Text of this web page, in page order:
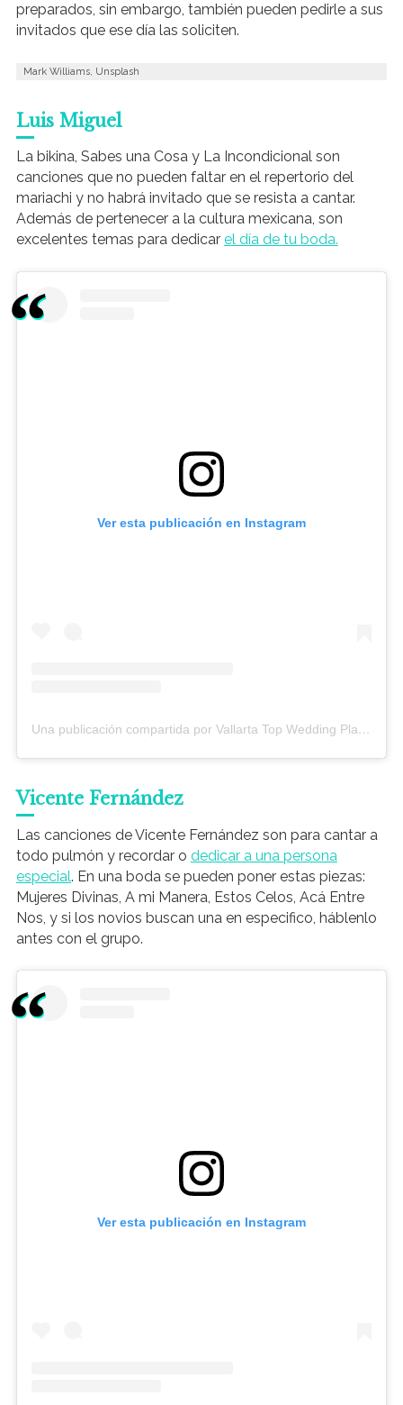
preparados, sin embargo, también pueden pedirle a sus
invitados que ese día las soliciten.
Mark Williams, Unsplash
Luis Miguel
La bikina, Sabes una Cosa y La Incondicional son
canciones que no pueden faltar en el repertorio del
mariachi y no habrá invitado que se resista a cantar.
Además de pertenecer a la cultura mexicana, son
excelentes temas para dedicar el día de tu boda.
Ver esta publicación en Instagram
Una publicación compartida por Vallarta Top Wedding Planners (@prisarweddingsandevents)
Vicente Fernández
Las canciones de Vicente Fernández son para cantar a
todo pulmón y recordar o dedicar a una persona
especial. En una boda se pueden poner estas piezas:
Mujeres Divinas, A mi Manera, Estos Celos, Acá Entre
Nos, y si los novios buscan una en especifico, háblenlo
antes con el grupo.
Ver esta publicación en Instagram